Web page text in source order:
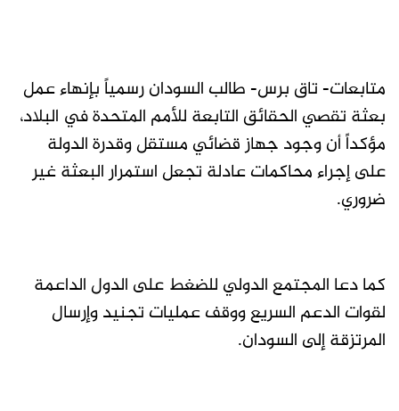
متابعات- تاق برس- طالب السودان رسمياً بإنهاء عمل
بعثة تقصي الحقائق التابعة للأمم المتحدة في البلاد،
مؤكداً أن وجود جهاز قضائي مستقل وقدرة الدولة
على إجراء محاكمات عادلة تجعل استمرار البعثة غير
ضروري.
كما دعا المجتمع الدولي للضغط على الدول الداعمة
لقوات الدعم السريع ووقف عمليات تجنيد وإرسال
المرتزقة إلى السودان.